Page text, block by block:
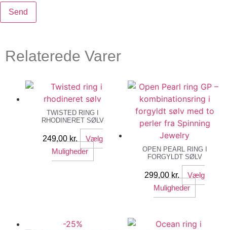
Relaterede Varer
TWISTED RING I
RHODINERET SØLV
249,00 kr.
Vælg
Muligheder
Dette
vare
OPEN PEARL RING I
FORGYLDT SØLV
299,00 kr.
Vælg
Muligheder
Dette
flere
-25%